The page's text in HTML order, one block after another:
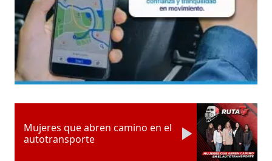
Mujeres que abren camino en el
autotransporte